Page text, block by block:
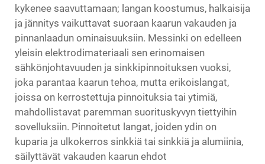
kykenee saavuttamaan; langan koostumus, halkaisija
ja jännitys vaikuttavat suoraan kaarun vakauden ja
pinnanlaadun ominaisuuksiin. Messinki on edelleen
yleisin elektrodimateriaali sen erinomaisen
sähkönjohtavuuden ja sinkkipinnoituksen vuoksi,
joka parantaa kaarun tehoa, mutta erikoislangat,
joissa on kerrostettuja pinnoituksia tai ytimiä,
mahdollistavat paremman suorituskyvyn tiettyihin
sovelluksiin. Pinnoitetut langat, joiden ydin on
kuparia ja ulkokerros sinkkiä tai sinkkiä ja alumiinia,
säilyttävät vakauden kaarun ehdot